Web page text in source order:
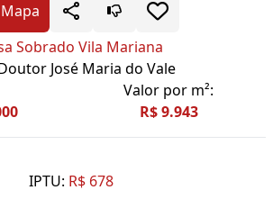
Sobrado Vila Mariana
José Maria do Vale
Valor por m²:
R$ 9.943
IPTU: R$ 678